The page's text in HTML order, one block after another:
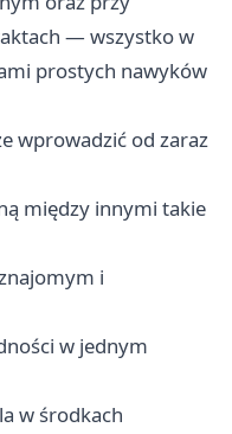
— wszystko w
prostych nawyków
wprowadzić od zaraz
między innymi takie
i
w jednym
w środkach